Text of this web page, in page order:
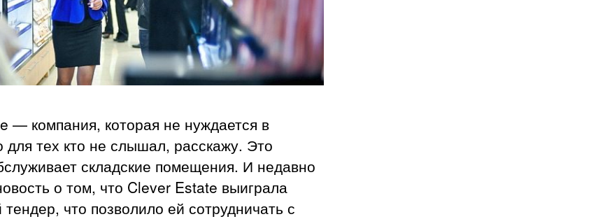
— компания, которая не нуждается в
для тех кто не слышал, расскажу. Это
складские помещения. И недавно
о том, что Clever Estate выиграла
что позволило ей сотрудничать с